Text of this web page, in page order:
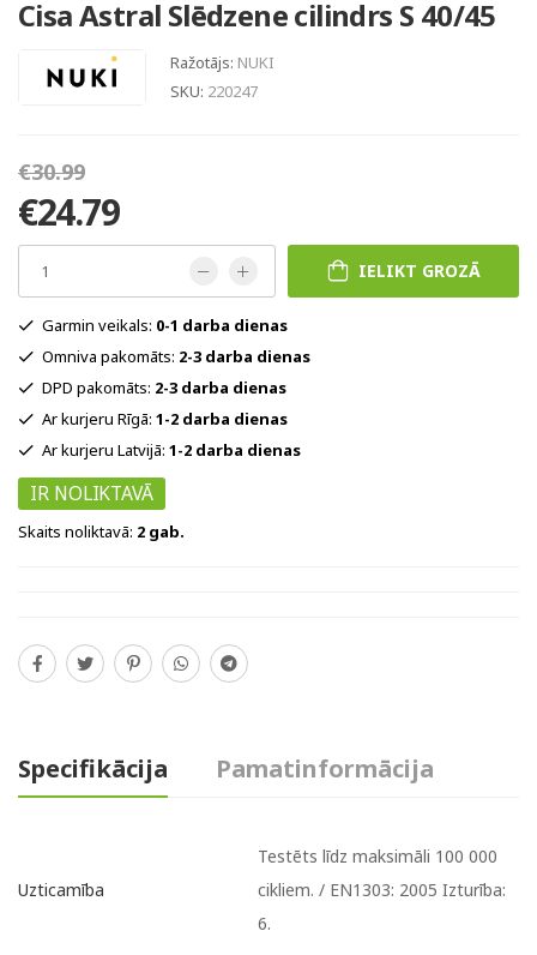
Cisa Astral Slēdzene cilindrs S 40/45
Ražotājs: NUKI
SKU: 220247
€30.99
€24.79
IELIKT GROZĀ
Garmin veikals: 0-1 darba dienas
Omniva pakomāts: 2-3 darba dienas
DPD pakomāts: 2-3 darba dienas
Ar kurjeru Rīgā: 1-2 darba dienas
Ar kurjeru Latvijā: 1-2 darba dienas
IR NOLIKTAVĀ
Skaits noliktavā: 2 gab.
Specifikācija Pamatinformācija
Uzticamība
Testēts līdz maksimāli 100 000
cikliem. / EN1303: 2005 Izturība:
6.